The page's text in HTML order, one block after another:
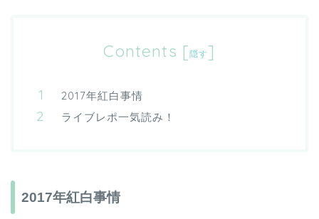
Contents [隠す]
2017年紅白事情
ライブレポ一気読み！
2017年紅白事情